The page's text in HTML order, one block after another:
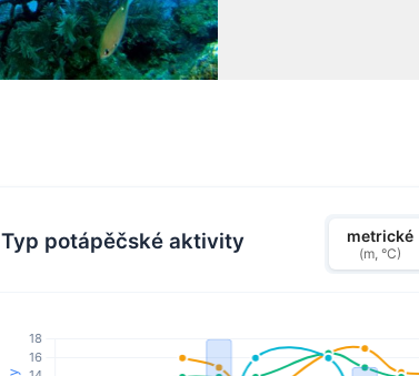
Typ potápěčské aktivity metrické
(m, °C)